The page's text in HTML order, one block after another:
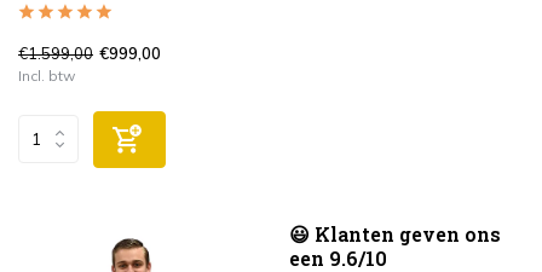
€1.599,00 €999,00
Incl. btw
😃 Klanten geven ons
een 9.6/10